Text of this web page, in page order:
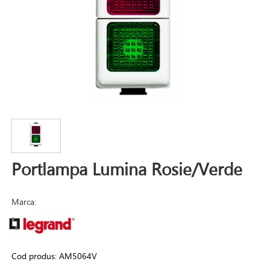
Portlampa Lumina Rosie/Verde
Marca:
Cod produs:AM5064V